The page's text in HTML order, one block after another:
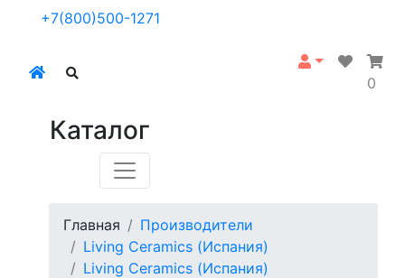
+7(800)500-1271
0
Каталог
Главная
Производители
Living Ceramics (Испания)
Living Ceramics (Испания)